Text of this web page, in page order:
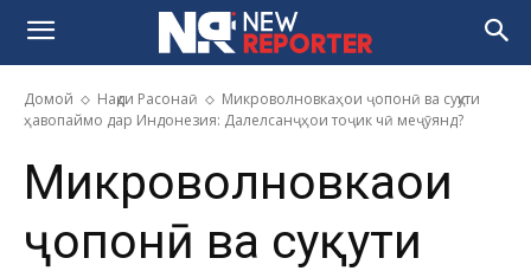
Домой Нақди Расонаӣ
Микроволновкаҳои ҷопонӣ ва суқути
ҳавопаймо дар Индонезия: Далелсанҷҳои тоҷик чӣ меҷӯянд?
Микроволновкаҳои
ҷопонӣ ва суқути